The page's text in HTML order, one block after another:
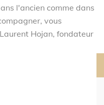
l'ancien comme dans
vous
Hojan, fondateur